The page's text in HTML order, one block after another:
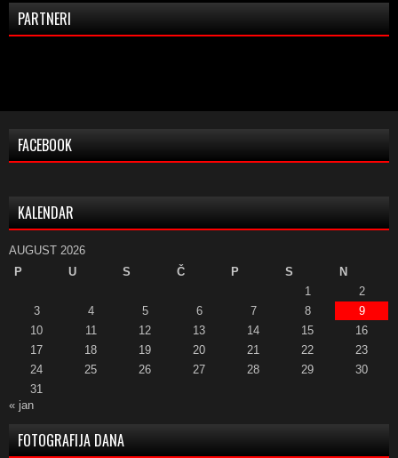
PARTNERI
FACEBOOK
KALENDAR
AUGUST 2026
P
U S Č P S
N
1
2
3
4 5 6 7 8
9
10
11 12 13 14 15
16
17
18 19 20 21 22
23
24
25 26 27 28 29
30
31
« jan
FOTOGRAFIJA DANA